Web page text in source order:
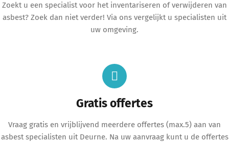
Zoekt u een specialist voor het inventariseren of verwijderen van
asbest? Zoek dan niet verder! Via ons vergelijkt u specialisten uit
uw omgeving.
Gratis offertes
Vraag gratis en vrijblijvend meerdere offertes (max.5) aan van
asbest specialisten uit Deurne. Na uw aanvraag kunt u de offertes